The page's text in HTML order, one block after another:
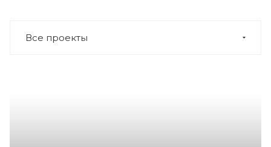
Все проекты